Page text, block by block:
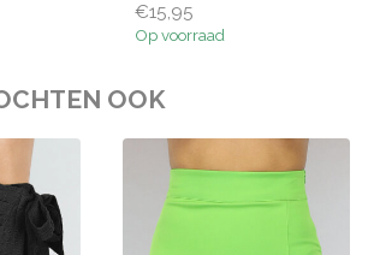
€15,95
Op voorraad
OOK